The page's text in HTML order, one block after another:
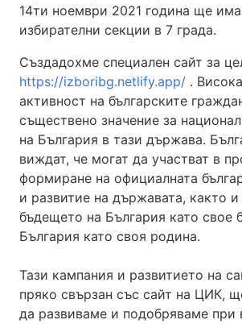
14ти ноември 2021 година ще
избирателни секции в 7 града.
Създадохме специален сайт за
https://izboribg.netlify.app/ .
активност на българските
съществено значение за
на България в тази държава.
виждат, че могат да участват в
формиране на официалната
и развитие на държавата, както
бъдещето на България като свое
България като своя родина.
Тази кампания и развитието на
пряко свързан със сайт на ЦИК,
да развиваме и подобряваме при